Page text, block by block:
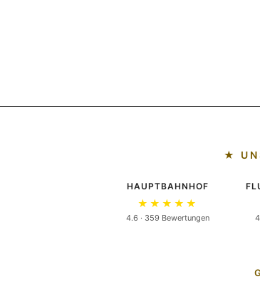
★
HAUPTBAHNHOF
★★★★★
4.6 · 359 Bewertungen